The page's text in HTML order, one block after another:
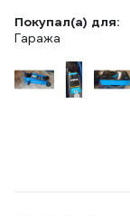
Покупал(а) для:
Гаража